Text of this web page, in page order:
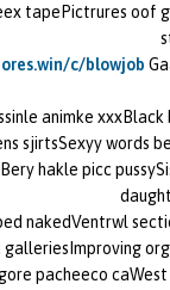
tapePictrures oof
c/blowjob
animke xxxBlack
sjirtsSexyy words
hakle picc
nakedVentrwl
galleriesImproving
pacheeco